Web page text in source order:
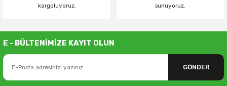
kargoluyoruz.
sunuyoruz.
E - BÜLTENİMİZE KAYIT OLUN
GÖNDER